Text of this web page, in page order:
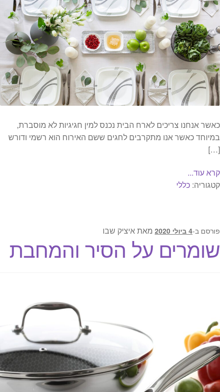
כאשר אנחנו צריכים לארח הבית נכנס למין חגיגיות לא מוסברת,
במיוחד כאשר אנו מתקרבים לחגים ששם האירוח הוא רשמי ודורש
[…]
קרא עוד...
קטגוריה: כללי
פורסם ב-4 ביולי 2020 מאתאיציק שבו
שומרים על הסיר והמחבת